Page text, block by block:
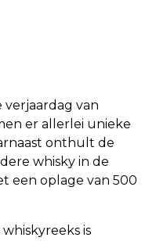
verjaardag van
er allerlei unieke
onthult de
whisky in de
een oplage van 500
is